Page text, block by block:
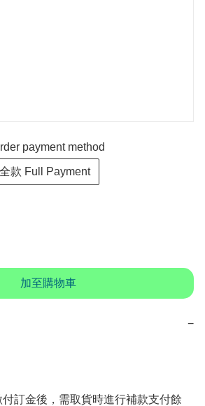
payment method
全款 Full Payment
加至購物車
−
訂金後，需取貨時進行補款支付餘